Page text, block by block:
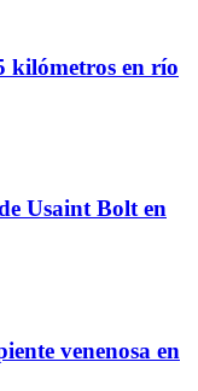
kilómetros en río
Usaint Bolt en
venenosa en